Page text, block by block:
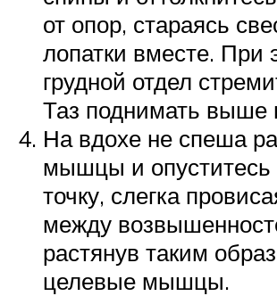
от опор, стараясь
лопатки вместе. При
грудной отдел
Таз поднимать выше
На вдохе не спеша
мышцы и
точку, слегка
между
растянув таким
целевые мышцы.